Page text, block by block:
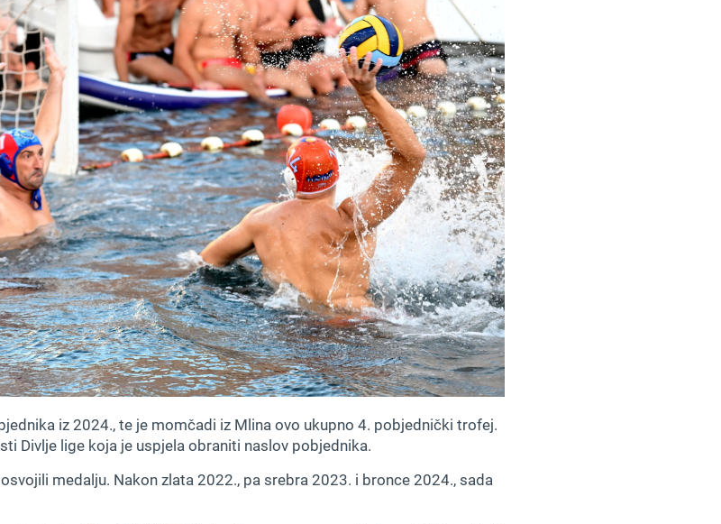
iz 2024., te je momčadi iz Mlina ovo ukupno 4. pobjednički trofej.
Divlje lige koja je uspjela obraniti naslov pobjednika.
medalju. Nakon zlata 2022., pa srebra 2023. i bronce 2024., sada